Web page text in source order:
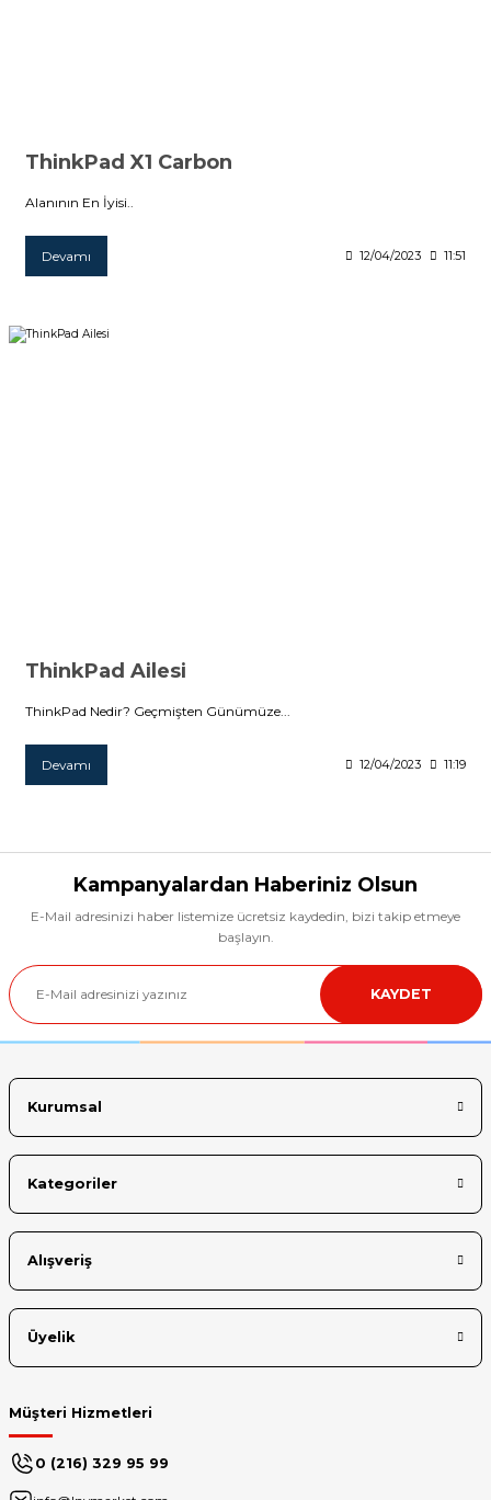
ThinkPad X1 Carbon
Alanının En İyisi..
Devamı 12/04/2023 11:51
ThinkPad Ailesi
ThinkPad Nedir? Geçmişten Günümüze...
Devamı 12/04/2023 11:19
Kampanyalardan Haberiniz Olsun
E-Mail adresinizi haber listemize ücretsiz kaydedin, bizi takip etmeye
başlayın.
KAYDET
Kurumsal
Kategoriler
Alışveriş
Üyelik
Müşteri Hizmetleri
0 (216) 329 95 99